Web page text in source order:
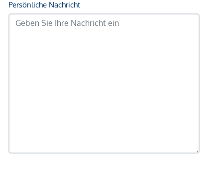
Verkehr
Bus <250m
Immobilienunternehmen angeboten. Allfällige aus dem